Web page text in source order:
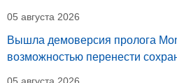
05 августа 2026
Вышла демоверсия пролога
возможностью перенести